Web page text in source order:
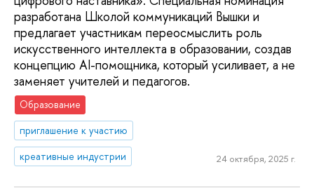
разработана Школой коммуникаций Вышки и
предлагает участникам переосмыслить роль
искусственного интеллекта в образовании, создав
концепцию AI-помощника, который усиливает, а не
заменяет учителей и педагогов.
Образование
приглашение к участию
креативные индустрии
24 октября, 2025 г.